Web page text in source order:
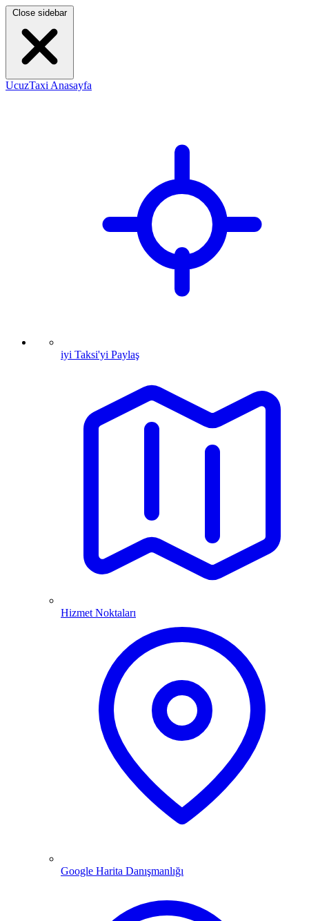
Close sidebar
UcuzTaxi Anasayfa
iyi Taksi'yi Paylaş
Hizmet Noktaları
Google Harita Danışmanlığı